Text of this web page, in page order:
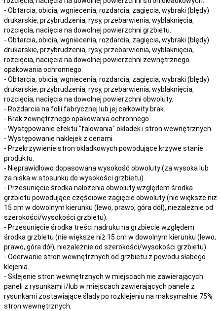
- Obtarcia, obicia, wgniecenia, rozdarcia, zagięcia, wybraki (błędy)
drukarskie, przybrudzenia, rysy, przebarwienia, wyblaknięcia,
rozcięcia, nacięcia na dowolnej powierzchni grzbietu.
- Obtarcia, obicia, wgniecenia, rozdarcia, zagięcia, wybraki (błędy)
drukarskie, przybrudzenia, rysy, przebarwienia, wyblaknięcia,
rozcięcia, nacięcia na dowolnej powierzchni zewnętrznego
opakowania ochronnego.
- Obtarcia, obicia, wgniecenia, rozdarcia, zagięcia, wybraki (błędy)
drukarskie, przybrudzenia, rysy, przebarwienia, wyblaknięcia,
rozcięcia, nacięcia na dowolnej powierzchni obwoluty.
- Rozdarcia na folii fabrycznej lub jej całkowity brak.
- Brak zewnętrznego opakowania ochronnego.
- Występowanie efektu "falowania" okładek i stron wewnętrznych.
- Występowanie naklejek z cenami.
- Przekrzywienie stron okładkowych powodujące krzywe stanie
produktu.
- Nieprawidłowo dopasowana wysokość obwoluty (za wysoka lub
za niska w stosunku do wysokości grzbietu).
- Przesunięcie środka nałożenia obwoluty względem środka
grzbietu powodujące częściowe zagięcie obwoluty (nie większe niż
15 cm w dowolnym kierunku (lewo, prawo, góra dół), niezależnie od
szerokości/wysokości grzbietu).
- Przesunięcie środka treści nadruku na grzbiecie względem
środka grzbietu (nie większe niż 15 cm w dowolnym kierunku (lewo,
prawo, góra dół), niezależnie od szerokości/wysokości grzbietu).
- Oderwanie stron wewnętrznych od grzbietu z powodu słabego
klejenia.
- Sklejenie stron wewnętrznych w miejscach nie zawierających
paneli z rysunkami i/lub w miejscach zawierających panele z
rysunkami zostawiające ślady po rozklejeniu na maksymalnie 75%
stron wewnętrznych.